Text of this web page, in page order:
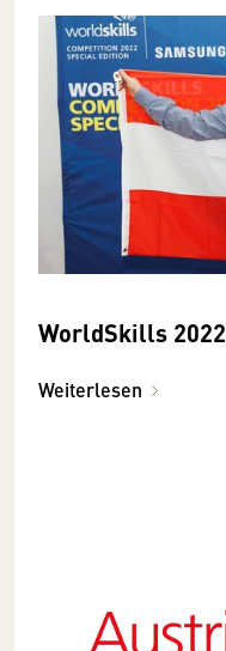
WorldSkills 2022
Weiterlesen